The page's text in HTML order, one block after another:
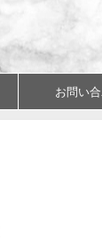
お問い